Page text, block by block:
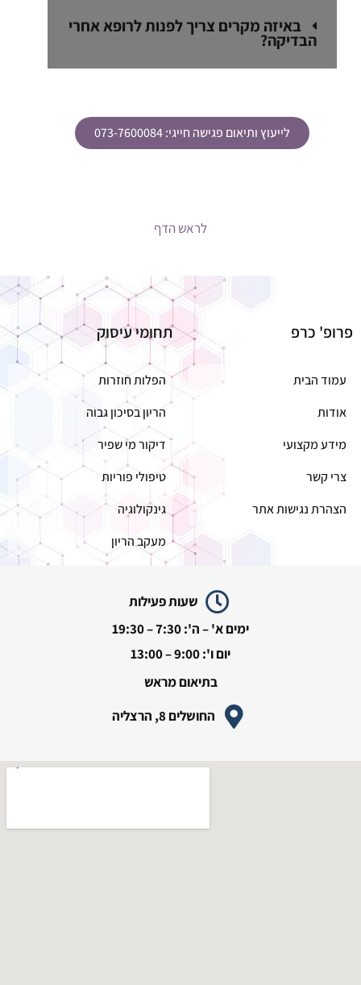
באיזה מקרים צריך לפנות לרופא אחרי
הבדיקה?
לייעוץ ותיאום פגישה חייגי: 073-7600084
לראש הדף
פרופ' כרפ
עמוד הבית
אודות
מידע מקצועי
צרי קשר
הצהרת נגישות אתר
תחומי עיסוק
הפלות חוזרות
הריון בסיכון גבוה
דיקור מי שפיר
טיפולי פוריות
גינקולוגיה
מעקב הריון
שעות פעילות
ימים א' – ה': 7:30 – 19:30
יום ו': 9:00 – 13:00
בתיאום מראש
החושלים 8, הרצליה